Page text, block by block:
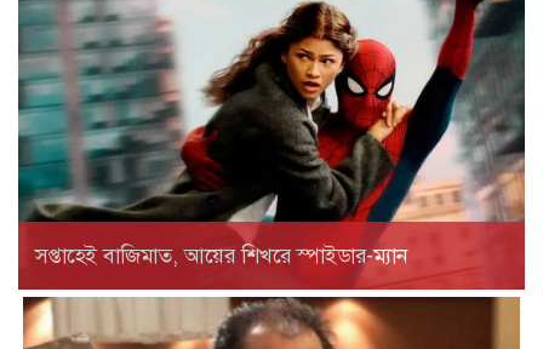
সপ্তাহেই বাজিমাত, আয়ের শিখরে স্পাইডার-ম্যান